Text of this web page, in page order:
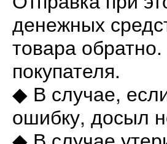
денежных
товара
покупателя.
◆ В случае,
ошибку, досыл